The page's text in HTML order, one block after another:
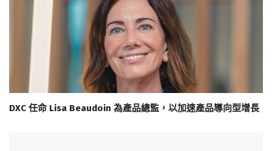
DXC 任命 Lisa Beaudoin 為產品總監，以加速產品導向型增長